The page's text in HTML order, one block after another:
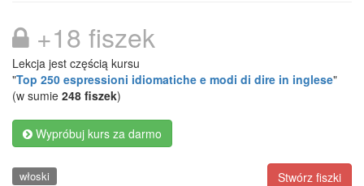
+18 fiszek
Lekcja jest częścią kursu
"Top 250 espressioni idiomatiche e modi di dire in inglese"
(w sumie 248 fiszek)
Wypróbuj kurs za darmo
Stwórz fiszki
włoski